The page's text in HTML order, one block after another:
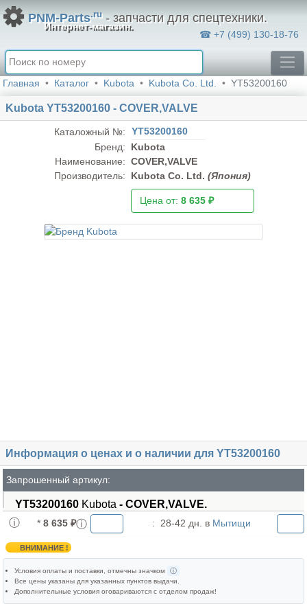
PNM-Parts.ru- запчасти для спецтехники.
Интернет-магазин.
☎ +7 (499) 130-18-76
Главная Каталог Kubota Kubota Co. Ltd. YT53200160
Kubota YT53200160 - COVER,VALVE
Каталожный №:
YT53200160
Бренд:
Kubota
Наименование: COVER,VALVE
Производитель:
Kubota Co. Ltd.(Япония)
Цена от:8 635 ₽
Информация о ценах и о наличии для YT53200160
Запрошенный артикул:
YT53200160 Kubota - COVER,VALVE.
* 8 635 ₽ : 28-42 дн. в Мытищи
ВНИМАНИЕ !
Условия оплаты и поставки , отмечны значком
ⓘ
Все цены указаны для указанных пунктов выдачи
Дополнительные условия оговариваются с отделом продаж!